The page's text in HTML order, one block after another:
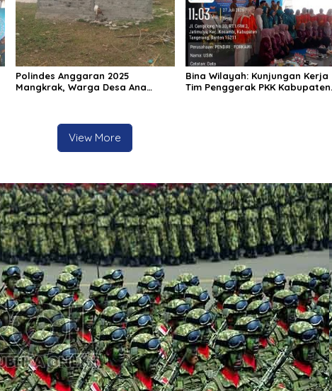
Polindes Anggaran 2025
Mangkrak, Warga Desa Ana
Bina Wilayah: Kunjungan Kerja
Tim Penggerak PKK Kabupaten
View More